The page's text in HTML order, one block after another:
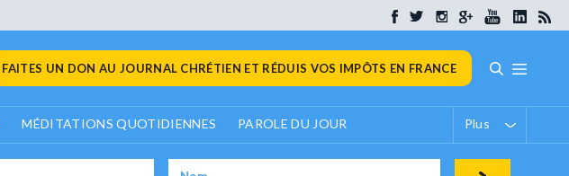
FAITES UN DON AU JOURNAL CHRÉTIEN ET RÉDUIS VOS IMPÔTS EN FRANCE
MÉDITATIONS QUOTIDIENNES PAROLE DU JOUR Plus